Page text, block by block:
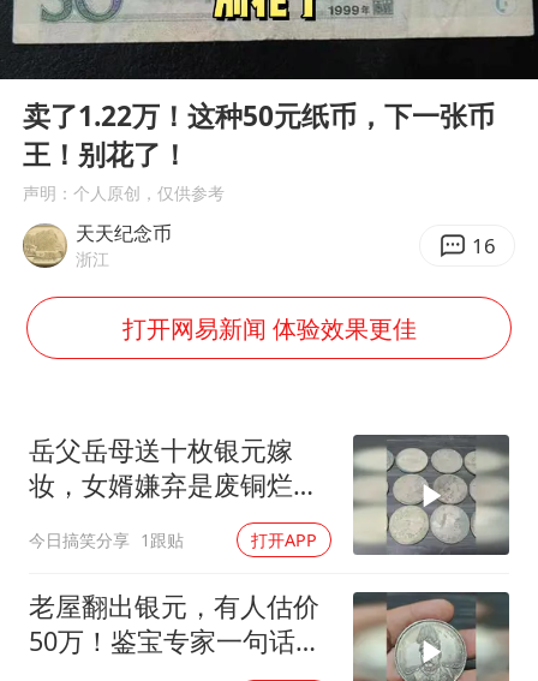
国足U17与阿森纳决赛取消 并列冠军
白海豚或提早3小时登陆
白海豚5次眼壁置换
杭州部分地铁高架段临时停运
2025年小学教师减少13.19万
上海大部迎大暴雨
《龙餐馆》 冲奖
“伊斯兰版北约”出现
Play
00:00
卖了1.22万！这种50元纸币，下一张币
王！别花了！
声明：个人原创，仅供参考
天天纪念币
浙江 16
打开网易新闻 体验效果更佳
岳父岳母送十枚银元嫁
妆，女婿嫌弃是废铜烂
铁，鉴宝后羞愧难当
今日搞笑分享 1跟贴 打开APP
老屋翻出银元，有人估价
50万！鉴宝专家一句话惊